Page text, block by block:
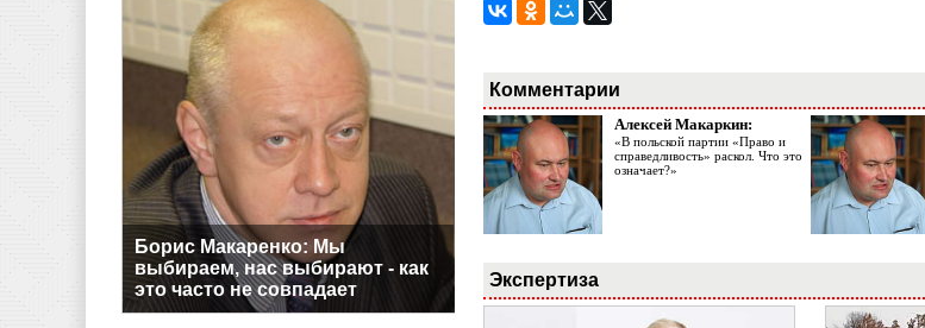
Борис Макаренко: Мы
выбираем, нас выбирают - как
это часто не совпадает
Комментарии
Алексей Макаркин:
«В польской партии «Право и
справедливость» раскол. Что это
означает?»
Экспертиза